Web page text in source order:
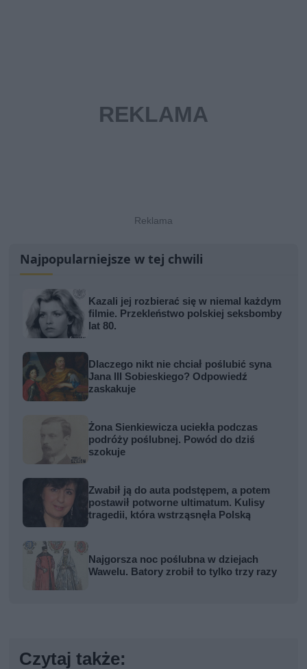
Najpopularniejsze w tej chwili
Kazali jej rozbierać się w niemal każdym
filmie. Przekleństwo polskiej seksbomby
lat 80.
Dlaczego nikt nie chciał poślubić syna
Jana III Sobieskiego? Odpowiedź
zaskakuje
Żona Sienkiewicza uciekła podczas
podróży poślubnej. Powód do dziś
szokuje
Zwabił ją do auta podstępem, a potem
postawił potworne ultimatum. Kulisy
tragedii, która wstrząsnęła Polską
Najgorsza noc poślubna w dziejach
Wawelu. Batory zrobił to tylko trzy razy
Czytaj także: